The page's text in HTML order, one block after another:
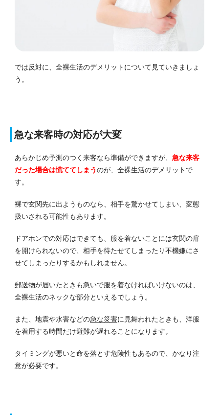
では反対に、全裸生活のデメリットについて見ていきましょ
う。
急な来客時の対応が大変
あらかじめ予測のつく来客なら準備ができますが、 急な来客
だった場合は慌ててしまうのが、全裸生活のデメリットで
す。
裸で玄関先に出ようものなら、相手を驚かせてしまい、変態
扱いされる可能性もあります。
ドアホンでの対応はできても、服を着ないことには玄関の扉
を開けられないので、相手を待たせてしまったり不機嫌にさ
せてしまったりするかもしれません。
郵送物が届いたときも急いで服を着なければいけないのは、
全裸生活のネックな部分といえるでしょう。
また、地震や水害などの急な災害に見舞われたときも、洋服
を着用する時間だけ避難が遅れることになります。
タイミングが悪いと命を落とす危険性もあるので、かなり注
意が必要です。